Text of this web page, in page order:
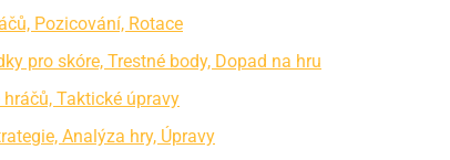
Pozicování, Rotace
pro skóre, Trestné body, Dopad na hru
Taktické úpravy
Analýza hry, Úpravy